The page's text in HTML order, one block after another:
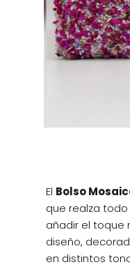
El Bolso
que realza
añadir el toque
diseño,
en distintos